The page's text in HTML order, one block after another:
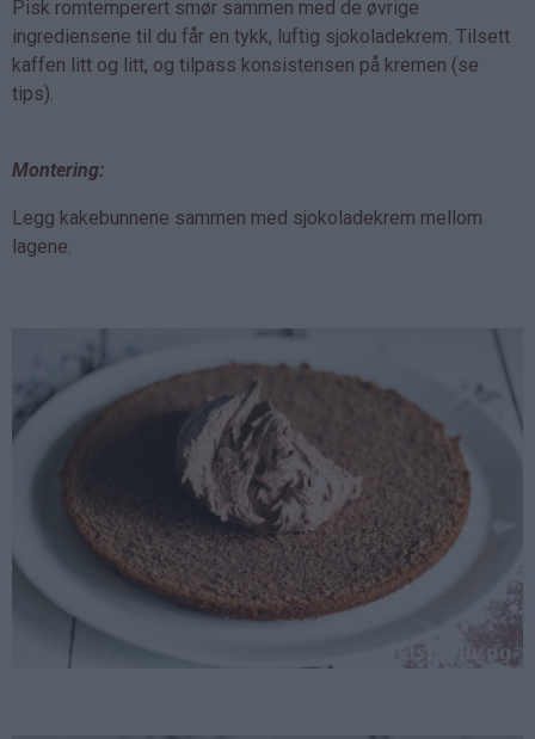
Pisk romtemperert smør sammen med de øvrige
ingrediensene til du får en tykk, luftig sjokoladekrem. Tilsett
kaffen litt og litt, og tilpass konsistensen på kremen (se
tips).
Montering:
Legg kakebunnene sammen med sjokoladekrem mellom
lagene.